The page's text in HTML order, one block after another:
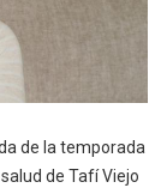
de la temporada
de Tafí Viejo